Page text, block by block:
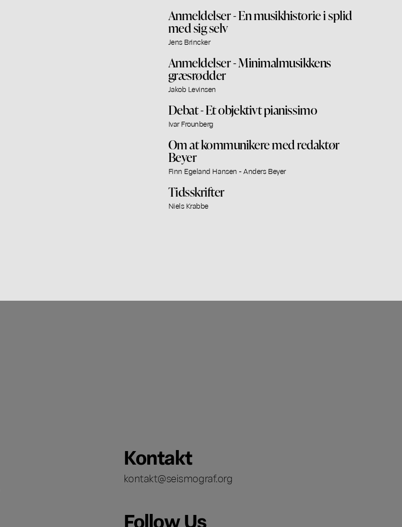
Anmeldelser - En musikhistorie i splid
med sig selv
Jens Brincker
Anmeldelser - Minimalmusikkens
græsrødder
Jakob Levinsen
Debat - Et objektivt pianissimo
Ivar Frounberg
Om at kommunikere med redaktør
Beyer
Finn Egeland Hansen - Anders Beyer
Tidsskrifter
Niels Krabbe
Kontakt
kontakt@seismograf.org
Follow Us